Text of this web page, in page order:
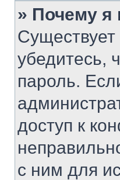
» Почему я
убедитесь,
пароль.
доступ к
с ним для